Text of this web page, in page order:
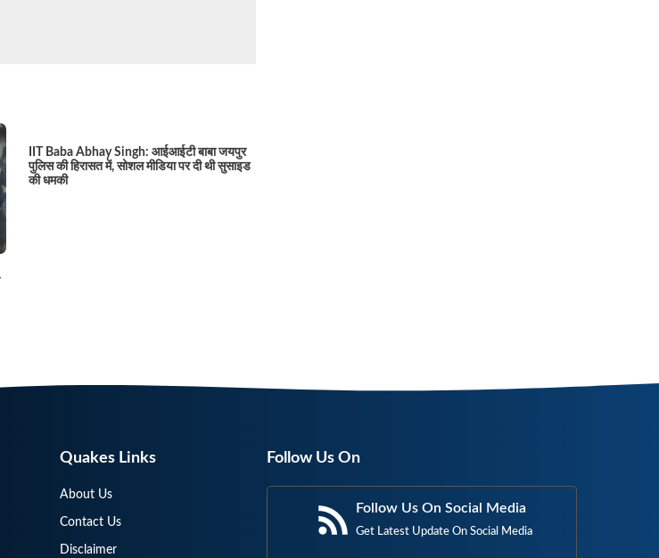
IIT Baba Abhay Singh: आईआईटी बाबा जयपुर
पुलिस की हिरासत में, सोशल मीडिया पर दी थी सुसाइड
की धमकी
Quakes Links
About Us
Contact Us
Disclaimer
Follow Us On
Follow Us On Social Media
Get Latest Update On Social Media